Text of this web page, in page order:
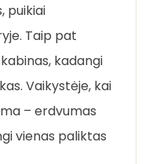
puikiai
Taip pat
kadangi
Vaikystėje, kai
– erdvumas
vienas paliktas